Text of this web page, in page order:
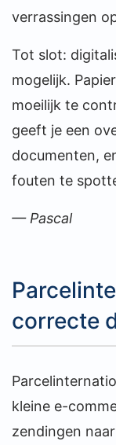
verrassingen
Tot slot:
mogelijk.
moeilijk te
geeft je een
documenten,
fouten te
— Pascal
correcte
kleine e-
zendingen